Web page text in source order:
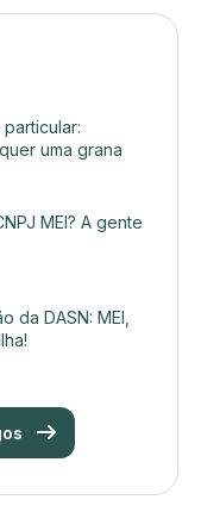
uma grana
MEI? A gente
da DASN: MEI,